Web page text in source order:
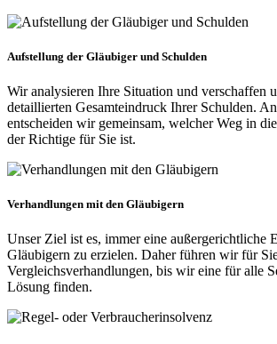
Aufstellung der Gläubiger und Schulden
Wir analysieren Ihre Situation und verschaffen
detaillierten Gesamteindruck Ihrer Schulden.
entscheiden wir gemeinsam, welcher Weg in
der Richtige für Sie ist.
Verhandlungen mit den Gläubigern
Unser Ziel ist es, immer eine außergerichtliche
Gläubigern zu erzielen. Daher führen wir für
Vergleichsverhandlungen, bis wir eine für alle
Lösung finden.